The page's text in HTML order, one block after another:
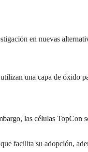
en nuevas
una capa de óxido
las células TopCon
facilita su adopción,